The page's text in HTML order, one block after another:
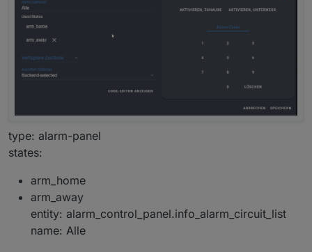
type: alarm-panel
states:
arm_home
arm_away
entity: alarm_control_panel.info_alarm_circuit_list
name: Alle